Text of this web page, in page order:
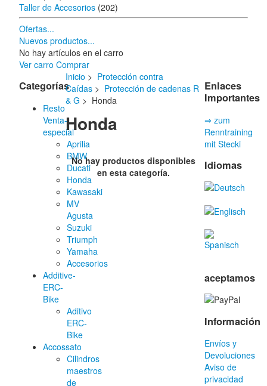
Taller de Accesorios (202)
Ofertas...
Nuevos productos...
No hay artículos en el carro
Ver carro Comprar
Categorías
Resto
Venta-
especial
Aprilia
BMW
Ducati
Honda
Kawasaki
MV
Agusta
Suzuki
Triumph
Yamaha
Accesorios
Additive-
ERC-
Bike
Aditivo
ERC-
Bike
Accossato
Cilindros
maestros
de
Inicio > Protección contra
Caídas> Protección de cadenas R
& G > Honda
Honda
No hay productos disponibles
en esta categoría.
Enlaces
Importantes
⇒ zum
Renntraining
mit Stecki
Idiomas
aceptamos
Información
Envíos y
Devoluciones
Aviso de
privacidad